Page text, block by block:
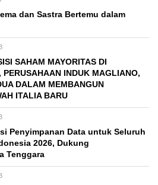
dan Sastra Bertemu dalam
SAHAM MAYORITAS DI
PERUSAHAAN INDUK MAGLIANO,
DALAM MEMBANGUN
ITALIA BARU
Penyimpanan Data untuk Seluruh
2026, Dukung
Tenggara